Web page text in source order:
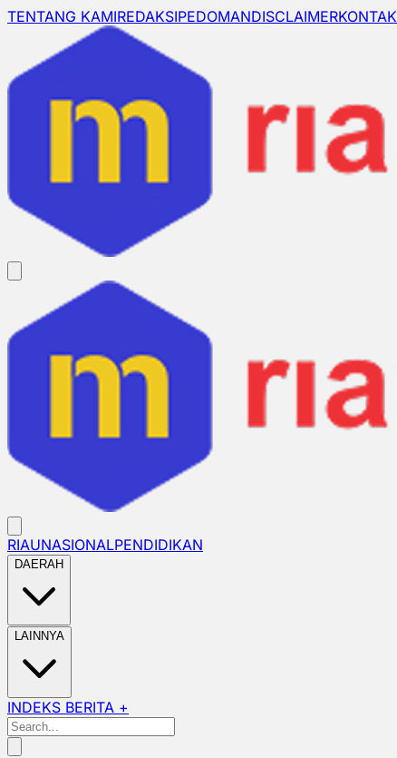
TENTANG KAMIREDAKSIPEDOMANDISCLAIMERKONTAK
RIAUNASIONALPENDIDIKAN
DAERAH
LAINNYA
INDEKS BERITA +